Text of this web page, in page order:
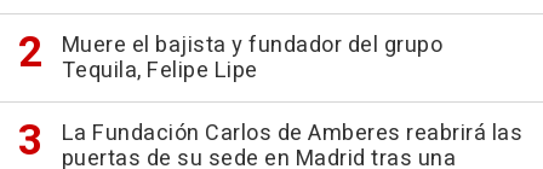
Muere el bajista y fundador del grupo
Tequila, Felipe Lipe
La Fundación Carlos de Amberes reabrirá las
puertas de su sede en Madrid tras una